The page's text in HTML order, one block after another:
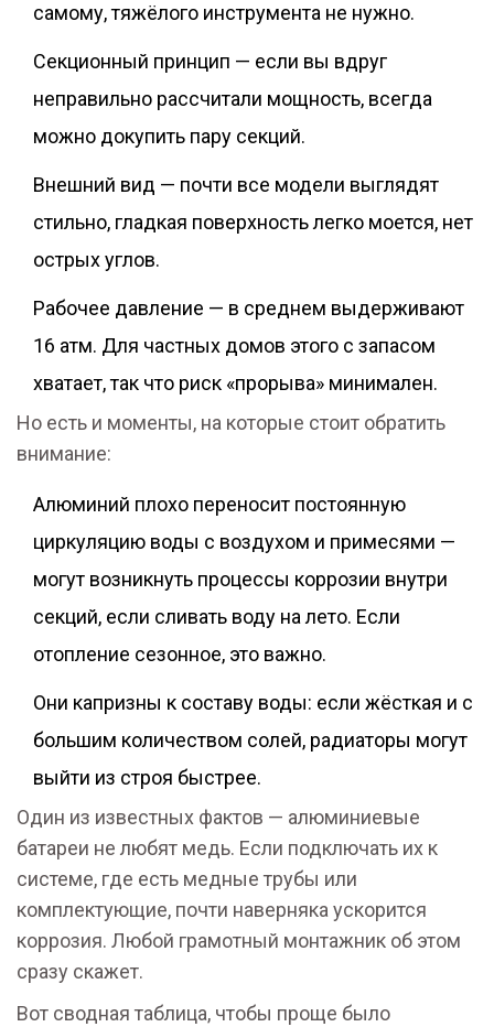
самому, тяжёлого инструмента не нужно.
Секционный принцип — если вы вдруг
неправильно рассчитали мощность, всегда
можно докупить пару секций.
Внешний вид — почти все модели выглядят
стильно, гладкая поверхность легко моется, нет
острых углов.
Рабочее давление — в среднем выдерживают
16 атм. Для частных домов этого с запасом
хватает, так что риск «прорыва» минимален.
Но есть и моменты, на которые стоит обратить
внимание:
Алюминий плохо переносит постоянную
циркуляцию воды с воздухом и примесями —
могут возникнуть процессы коррозии внутри
секций, если сливать воду на лето. Если
отопление сезонное, это важно.
Они капризны к составу воды: если жёсткая и с
большим количеством солей, радиаторы могут
выйти из строя быстрее.
Один из известных фактов — алюминиевые
батареи не любят медь. Если подключать их к
системе, где есть медные трубы или
комплектующие, почти наверняка ускорится
коррозия. Любой грамотный монтажник об этом
сразу скажет.
Вот сводная таблица, чтобы проще было